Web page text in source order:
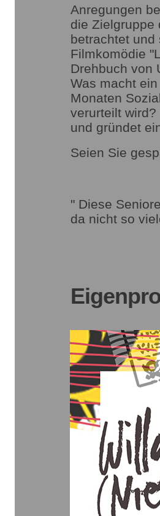
Anregungen
die Zielgruppe
betrachtet
Filmkomödie
Drehbuch von
Was macht
Monaten
verurteilt
und gründet
Seien Sie
" Diese
da nicht so